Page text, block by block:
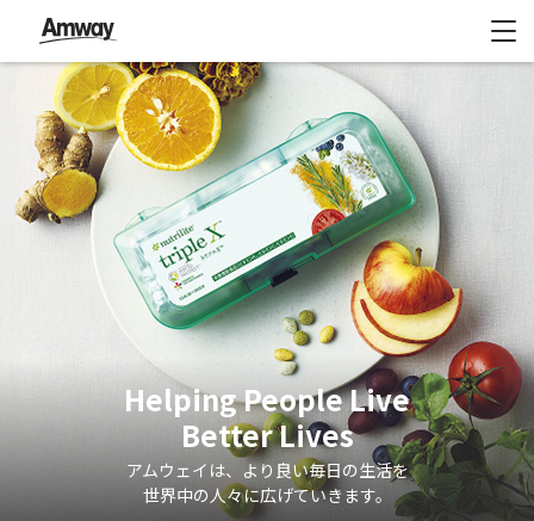
Helping People Live
Better Lives
アムウェイは、より良い毎日の生活を
世界中の人々に広げていきます。